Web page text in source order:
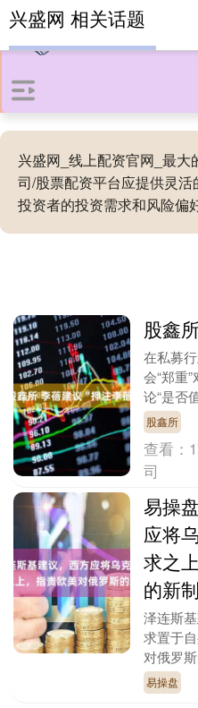
兴盛网_线上配资官网_最
司/股票配资平台应提供灵
投资者的投资需求和风险偏好
兴盛网 相关话题
股鑫
在私募
会“郑重
论“是否
掌门人
阐述“为....
股鑫所
查看：
司
易操
应将
求之
的新
泽连斯
求置于
对俄罗
年乌克
着基辅
易操盘